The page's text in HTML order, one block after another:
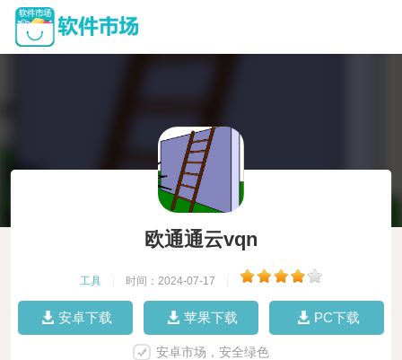
欧通通云vqn
工具 时间：2024-07-17
安卓下载 苹果下载 PC下载
安卓市场，安全绿色